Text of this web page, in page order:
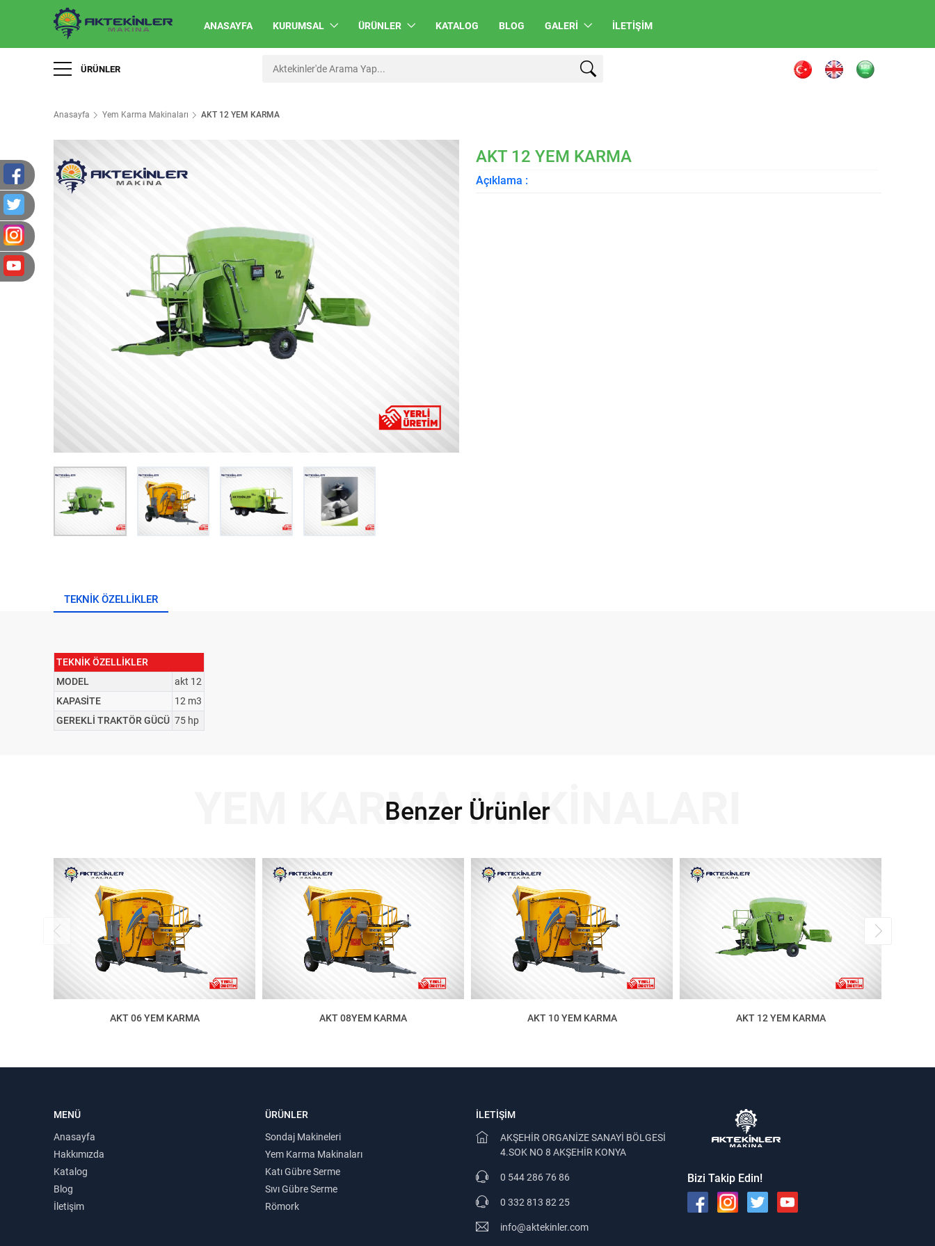
ANASAYFA KURUMSAL ÜRÜNLER KATALOG BLOG GALERI İLETIŞIM
ÜRÜNLER
Anasayfa Yem Karma Makinaları AKT 12 YEM KARMA
AKT 12 YEM KARMA
Açıklama :
TEKNIK ÖZELLIKLER
TEKNİK ÖZELLİKLER
MODEL
akt 12
KAPASİTE
12 m3
GEREKLİ TRAKTÖR GÜCÜ 75 hp
Benzer Ürünler
YEM KARMA MAKINALARI
AKT 06 YEM KARMA AKT 08YEM KARMA AKT 10 YEM KARMA AKT 12 YEM KARMA
MENÜ
Anasayfa
Hakkımızda
Katalog
Blog
İletişim
ÜRÜNLER
Sondaj Makineleri
Yem Karma Makinaları
Katı Gübre Serme
Sıvı Gübre Serme
Römork
İLETIŞIM
AKŞEHİR ORGANİZE SANAYİ BÖLGESİ
4.SOK NO 8 AKŞEHİR KONYA
0 544 286 76 86
0 332 813 82 25
info@aktekinler.com
Bizi Takip Edin!